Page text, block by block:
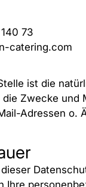
73
catering.com
ist die
Zwecke und
Adressen o.
Ihre